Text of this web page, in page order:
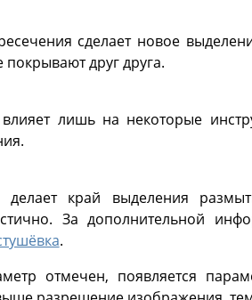
сделает новое
покрывают друг друга.
лишь на некоторые
делает край выделения
За дополнительной
.
отмечен, появляется